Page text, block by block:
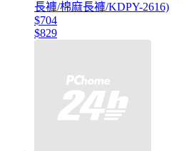
長褲/棉麻長褲/KDPY-2616)
$704
$829